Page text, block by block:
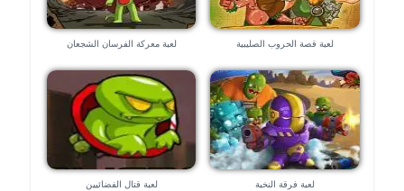
لعبة قصة الحروب الصليبية لعبة معركة الفرسان الشجعان
لعبة فرقة النخبة لعبة قتال الفضائيين